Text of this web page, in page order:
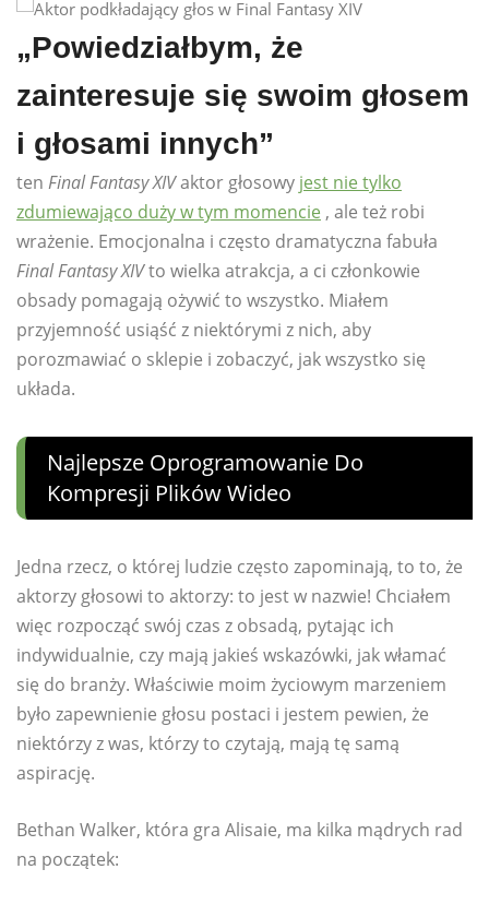
„Powiedziałbym, że
zainteresuje się swoim głosem
i głosami innych”
ten Final Fantasy XIVaktor głosowy jest nie tylko
zdumiewająco duży w tym momencie , ale też robi
wrażenie. Emocjonalna i często dramatyczna fabuła
Final Fantasy XIVto wielka atrakcja, a ci członkowie
obsady pomagają ożywić to wszystko. Miałem
przyjemność usiąść z niektórymi z nich, aby
porozmawiać o sklepie i zobaczyć, jak wszystko się
układa.
Najlepsze Oprogramowanie Do
Kompresji Plików Wideo
Jedna rzecz, o której ludzie często zapominają, to to, że
aktorzy głosowi to aktorzy: to jest w nazwie! Chciałem
więc rozpocząć swój czas z obsadą, pytając ich
indywidualnie, czy mają jakieś wskazówki, jak włamać
się do branży. Właściwie moim życiowym marzeniem
było zapewnienie głosu postaci i jestem pewien, że
niektórzy z was, którzy to czytają, mają tę samą
aspirację.
Bethan Walker, która gra Alisaie, ma kilka mądrych rad
na początek: